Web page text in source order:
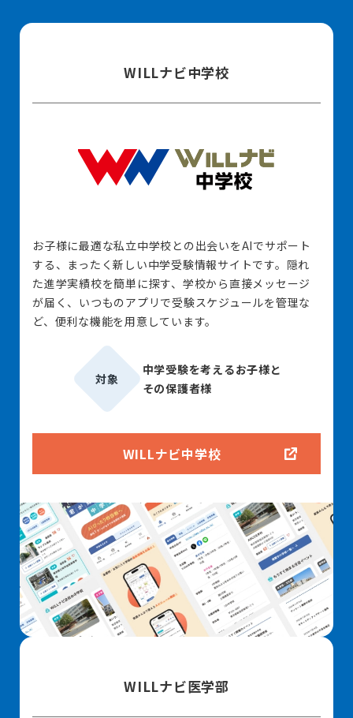
WILLナビ中学校
お子様に最適な私立中学校との出会いをAIでサポート
する、まったく新しい中学受験情報サイトです。隠れ
た進学実績校を簡単に探す、学校から直接メッセージ
が届く、いつものアプリで受験スケジュールを管理な
ど、便利な機能を用意しています。
対象
中学受験を考えるお子様と
その保護者様
WILLナビ中学校
WILLナビ医学部